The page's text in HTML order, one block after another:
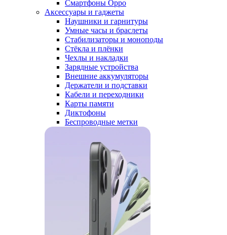
Смартфоны Oppo
Аксессуары и гаджеты
Наушники и гарнитуры
Умные часы и браслеты
Стабилизаторы и моноподы
Стёкла и плёнки
Чехлы и накладки
Зарядные устройства
Внешние аккумуляторы
Держатели и подставки
Кабели и переходники
Карты памяти
Диктофоны
Беспроводные метки